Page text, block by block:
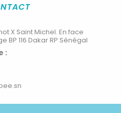
X Saint Michel. En face
BP 116 Dakar RP Sénégal
: